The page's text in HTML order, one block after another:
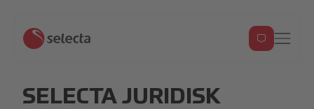
SELECTA JURIDISK